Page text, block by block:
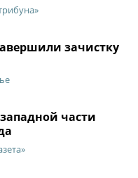
зачистку
части